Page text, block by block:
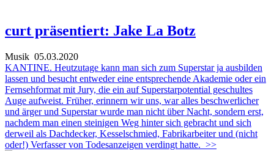
curt präsentiert: Jake La Botz
Musik 05.03.2020
KANTINE. Heutzutage kann man sich zum Superstar ja ausbilden
lassen und besucht entweder eine entsprechende Akademie oder ein
Fernsehformat mit Jury, die ein auf Superstarpotential geschultes
Auge aufweist. Früher, erinnern wir uns, war alles beschwerlicher
und ärger und Superstar wurde man nicht über Nacht, sondern erst,
nachdem man einen steinigen Weg hinter sich gebracht und sich
derweil als Dachdecker, Kesselschmied, Fabrikarbeiter und (nicht
oder!) Verfasser von Todesanzeigen verdingt hatte. >>